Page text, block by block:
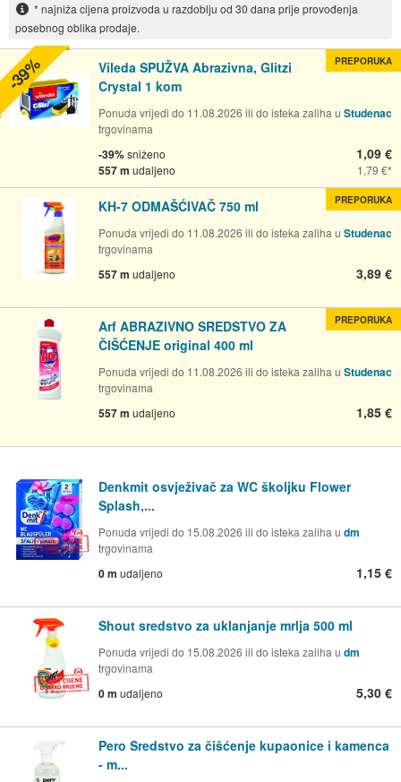
* najniža cijena proizvoda u razdoblju od 30 dana prije provođenja
posebnog oblika prodaje.
Vileda SPUŽVA Abrazivna, Glitzi
Crystal 1 kom
Ponuda vrijedi do 11.08.2026 ili do isteka zaliha u Studenac
trgovinama
-39%sniženo
557 m udaljeno
1,09 €
1,79 €
PREPORUKA
-39%
KH-7 ODMAŠĆIVAČ 750 ml
Ponuda vrijedi do 11.08.2026 ili do isteka zaliha u Studenac
trgovinama
557 m udaljeno 3,89 €
PREPORUKA
Arf ABRAZIVNO SREDSTVO ZA
ČIŠĆENJE original 400 ml
Ponuda vrijedi do 11.08.2026 ili do isteka zaliha u Studenac
trgovinama
557 m udaljeno 1,85 €
PREPORUKA
Denkmit osvježivač za WC školjku Flower
Splash,...
Ponuda vrijedi do 15.08.2026 ili do isteka zaliha u dm
trgovinama
0 m udaljeno 1,15 €
Shout sredstvo za uklanjanje mrlja 500 ml
Ponuda vrijedi do 15.08.2026 ili do isteka zaliha u dm
trgovinama
0 m udaljeno 5,30 €
Pero Sredstvo za čišćenje kupaonice i kamenca
- m...